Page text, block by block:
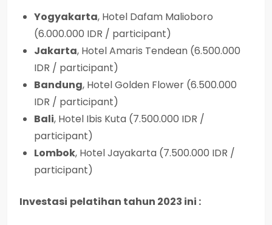
Yogyakarta, Hotel Dafam Malioboro
(6.000.000 IDR / participant)
Jakarta, Hotel Amaris Tendean (6.500.000
IDR / participant)
Bandung, Hotel Golden Flower (6.500.000
IDR / participant)
Bali, Hotel Ibis Kuta (7.500.000 IDR /
participant)
Lombok, Hotel Jayakarta (7.500.000 IDR /
participant)
Investasi pelatihan tahun 2023 ini :